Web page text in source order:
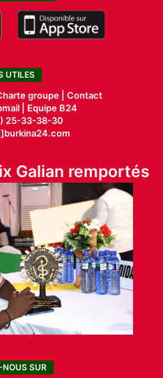
UTILES
groupe | Contact
|
Equipe B24
25-33-38-30
Galian remportés
SUR